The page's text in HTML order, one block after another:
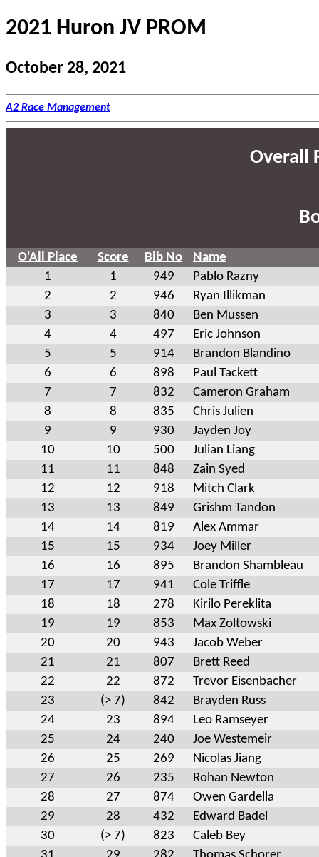
2021 Huron JV PROM
October 28, 2021
A2 Race Management
Overall
O'All Place Score Bib No
Name
1
1 949
Pablo Razny
2
2 946
Ryan Illikman
3
3 840
Ben Mussen
4
4 497
Eric Johnson
5
5 914
Brandon Blandino
6
6 898
Paul Tackett
7
7 832
Cameron Graham
8
8 835
Chris Julien
9
9 930
Jayden Joy
10
10 500
Julian Liang
11
11 848
Zain Syed
12
12 918
Mitch Clark
13
13 849
Grishm Tandon
14
14 819
Alex Ammar
15
15 934
Joey Miller
16
16 895
Brandon Shambleau
17
17 941
Cole Triffle
18
18 278
Kirilo Pereklita
19
19 853
Max Zoltowski
20
20 943
Jacob Weber
21
21 807
Brett Reed
22
22 872
Trevor Eisenbacher
23
(> 7) 842
Brayden Russ
24
23 894
Leo Ramseyer
25
24 240
Joe Westemeir
26
25 269
Nicolas Jiang
27
26 235
Rohan Newton
28
27 874
Owen Gardella
29
28 432
Edward Badel
30
(> 7) 823
Caleb Bey